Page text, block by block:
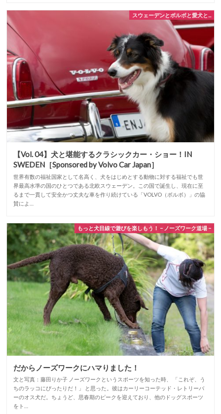
スウェーデンとボルボと愛犬と...
【Vol. 04】犬と堪能するクラシックカー・ショー！IN
SWEDEN［Sponsored by Volvo Car Japan］
世界有数の福祉国家として名高く、犬をはじめとする動物に対する福祉でも世
界最高水準の国のひとつである北欧スウェーデン。この国で誕生し、現在に至
るまで一貫して安全かつ丈夫な車を作り続けている「VOLVO（ボルボ）」の協
賛によ…
もっと犬目線で遊びを楽しもう！ – ノーズワーク道場 –
だからノーズワークにハマりました！
文と写真：藤田りか子 ノーズワークというスポーツを知った時、 「これぞ、う
ちのラッコにぴったりだ！」 と思った。彼はカーリーコーテッド・レトリーバ
ーのオス犬だ。ちょうど、思春期のピークを迎えており、他のドッグスポーツ
をト…